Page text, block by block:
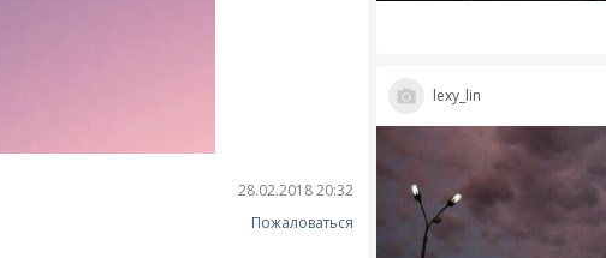
28.02.2018 20:32
Пожаловаться
lexy_lin